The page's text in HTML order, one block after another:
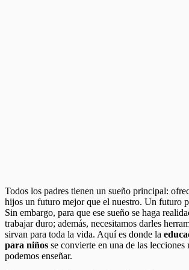
Todos los padres tienen un sueño principal:
hijos un futuro mejor que el nuestro. Un futuro
Sin embargo, para que ese sueño se haga
trabajar duro; además, necesitamos darles
sirvan para toda la vida. Aquí es donde la
para niños se convierte en una de las lecciones
podemos enseñar.